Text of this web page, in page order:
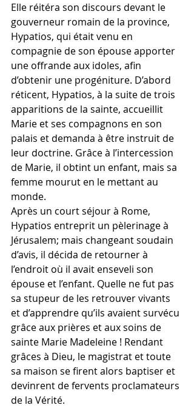
Elle réitéra son discours devant le
gouverneur romain de la province,
Hypatios, qui était venu en
compagnie de son épouse apporter
une offrande aux idoles, afin
d’obtenir une progéniture. D’abord
réticent, Hypatios, à la suite de trois
apparitions de la sainte, accueillit
Marie et ses compagnons en son
palais et demanda à être instruit de
leur doctrine. Grâce à l’intercession
de Marie, il obtint un enfant, mais sa
femme mourut en le mettant au
monde.
Après un court séjour à Rome,
Hypatios entreprit un pèlerinage à
Jérusalem; mais changeant soudain
d’avis, il décida de retourner à
l’endroit où il avait enseveli son
épouse et l’enfant. Quelle ne fut pas
sa stupeur de les retrouver vivants
et d’apprendre qu’ils avaient survécu
grâce aux prières et aux soins de
sainte Marie Madeleine ! Rendant
grâces à Dieu, le magistrat et toute
sa maison se firent alors baptiser et
devinrent de fervents proclamateurs
de la Vérité.